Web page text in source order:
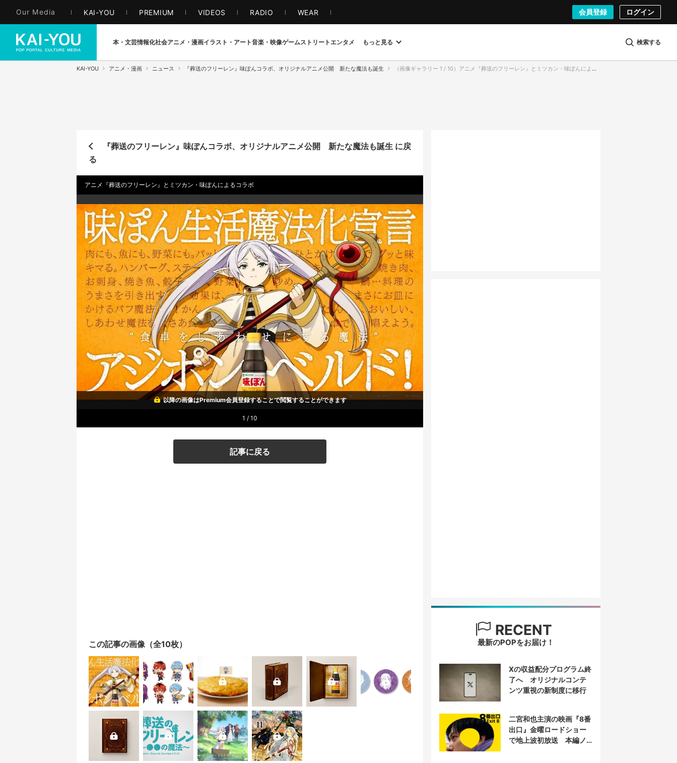
Our Media KAI-YOU PREMIUM VIDEOS RADIO WEAR 会員登録 ログイン
本・文芸情報化社会アニメ・漫画イラスト・アート音楽・映像ゲームストリート エンタメ もっと見る 検索する
KAI-YOU アニメ・漫画 ニュース 『葬送のフリーレン』味ぽんコラボ、オリジナルアニメ公開 新たな魔法も誕生 （画像ギャラリー 1 / 10）アニメ『葬送のフリーレン』とミツカン・味ぽんによるコラボ
『葬送のフリーレン』味ぽんコラボ、オリジナルアニメ公開 新たな魔法も誕生 に戻
る
アニメ『葬送のフリーレン』とミツカン・味ぽんによるコラボ
以降の画像はPremium会員登録することで閲覧することができます
1 / 10
記事に戻る
この記事の画像（全10枚）
RECENT
最新のPOPをお届け！
Xの収益配分プログラム終
了へ オリジナルコンテ
ンツ重視の新制度に移行
二宮和也主演の映画『8番
出口』金曜ロードショー
で地上波初放送 本編ノ